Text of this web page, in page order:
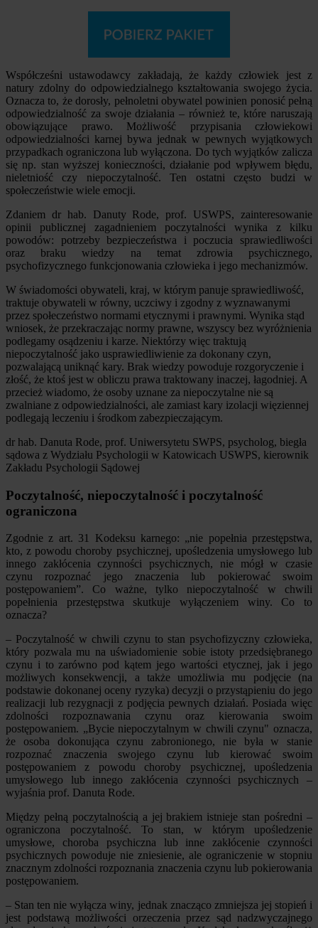
Współcześni ustawodawcy zakładają, że każdy człowiek jest z
natury zdolny do odpowiedzialnego kształtowania swojego życia.
Oznacza to, że dorosły, pełnoletni obywatel powinien ponosić pełną
odpowiedzialność za swoje działania – również te, które naruszają
obowiązujące prawo. Możliwość przypisania człowiekowi
odpowiedzialności karnej bywa jednak w pewnych wyjątkowych
przypadkach ograniczona lub wyłączona. Do tych wyjątków zalicza
się np. stan wyższej konieczności, działanie pod wpływem błędu,
nieletniość czy niepoczytalność. Ten ostatni często budzi w
społeczeństwie wiele emocji.
Zdaniem dr hab. Danuty Rode, prof. USWPS, zainteresowanie
opinii publicznej zagadnieniem poczytalności wynika z kilku
powodów: potrzeby bezpieczeństwa i poczucia sprawiedliwości
oraz braku wiedzy na temat zdrowia psychicznego,
psychofizycznego funkcjonowania człowieka i jego mechanizmów.
W świadomości obywateli, kraj, w którym panuje sprawiedliwość,
traktuje obywateli w równy, uczciwy i zgodny z wyznawanymi
przez społeczeństwo normami etycznymi i prawnymi. Wynika stąd
wniosek, że przekraczając normy prawne, wszyscy bez wyróżnienia
podlegamy osądzeniu i karze. Niektórzy więc traktują
niepoczytalność jako usprawiedliwienie za dokonany czyn,
pozwalającą uniknąć kary. Brak wiedzy powoduje rozgoryczenie i
złość, że ktoś jest w obliczu prawa traktowany inaczej, łagodniej. A
przecież wiadomo, że osoby uznane za niepoczytalne nie są
zwalniane z odpowiedzialności, ale zamiast kary izolacji więziennej
podlegają leczeniu i środkom zabezpieczającym.
dr hab. Danuta Rode, prof. Uniwersytetu SWPS, psycholog, biegła
sądowa z Wydziału Psychologii w Katowicach USWPS, kierownik
Zakładu Psychologii Sądowej
Poczytalność, niepoczytalność i poczytalność
ograniczona
Zgodnie z art. 31 Kodeksu karnego: „nie popełnia przestępstwa,
kto, z powodu choroby psychicznej, upośledzenia umysłowego lub
innego zakłócenia czynności psychicznych, nie mógł w czasie
czynu rozpoznać jego znaczenia lub pokierować swoim
postępowaniem”. Co ważne, tylko niepoczytalność w chwili
popełnienia przestępstwa skutkuje wyłączeniem winy. Co to
oznacza?
– Poczytalność w chwili czynu to stan psychofizyczny człowieka,
który pozwala mu na uświadomienie sobie istoty przedsiębranego
czynu i to zarówno pod kątem jego wartości etycznej, jak i jego
możliwych konsekwencji, a także umożliwia mu podjęcie (na
podstawie dokonanej oceny ryzyka) decyzji o przystąpieniu do jego
realizacji lub rezygnacji z podjęcia pewnych działań. Posiada więc
zdolności rozpoznawania czynu oraz kierowania swoim
postępowaniem. „Bycie niepoczytalnym w chwili czynu" oznacza,
że osoba dokonująca czynu zabronionego, nie była w stanie
rozpoznać znaczenia swojego czynu lub kierować swoim
postępowaniem z powodu choroby psychicznej, upośledzenia
umysłowego lub innego zakłócenia czynności psychicznych –
wyjaśnia prof. Danuta Rode.
Między pełną poczytalnością a jej brakiem istnieje stan pośredni –
ograniczona poczytalność. To stan, w którym upośledzenie
umysłowe, choroba psychiczna lub inne zakłócenie czynności
psychicznych powoduje nie zniesienie, ale ograniczenie w stopniu
znacznym zdolności rozpoznania znaczenia czynu lub pokierowania
postępowaniem.
– Stan ten nie wyłącza winy, jednak znacząco zmniejsza jej stopień i
jest podstawą możliwości orzeczenia przez sąd nadzwyczajnego